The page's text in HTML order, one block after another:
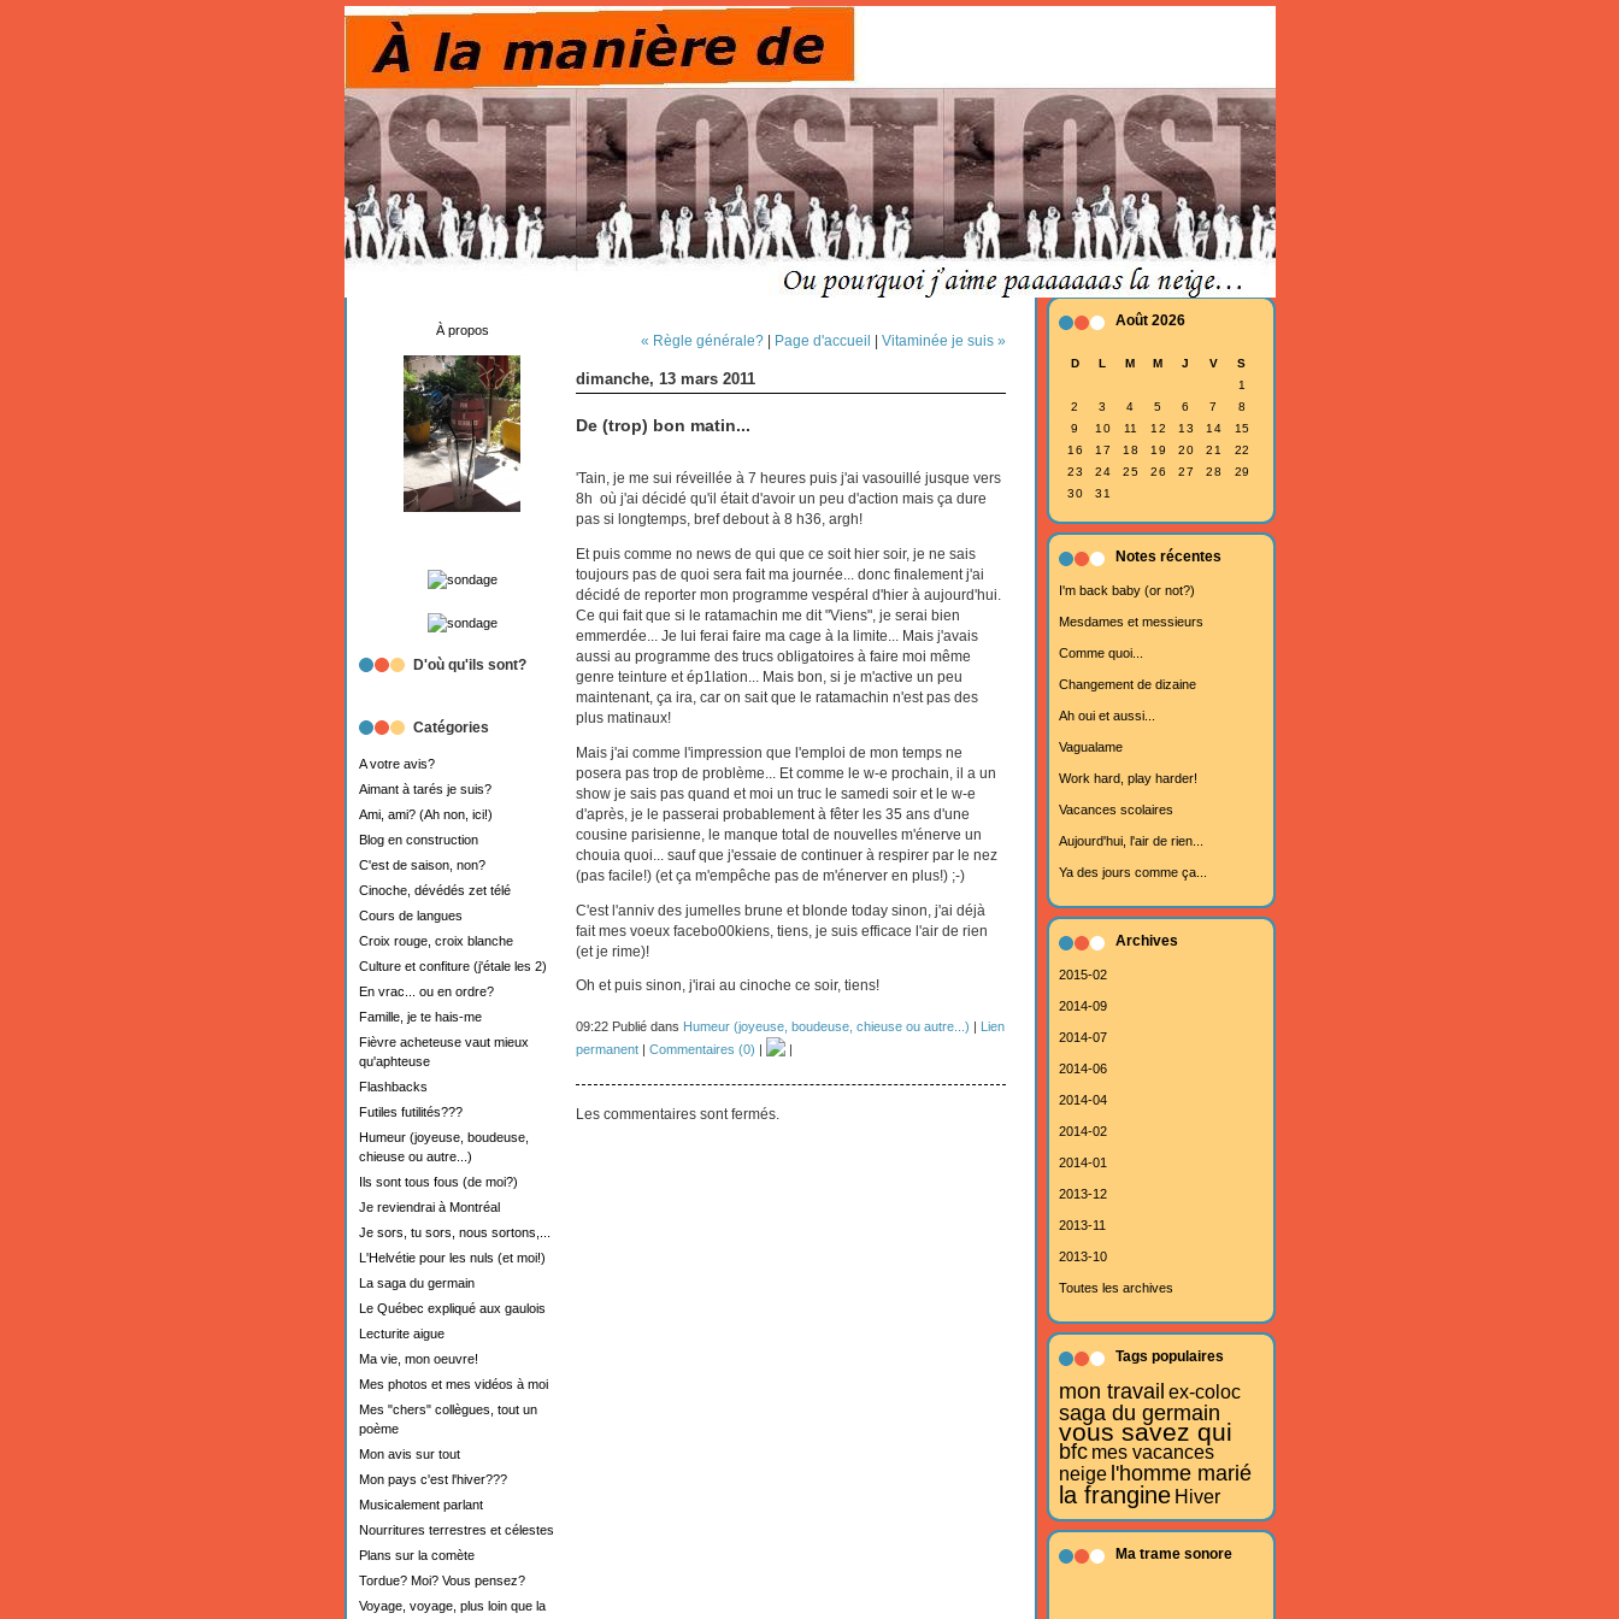
À propos
D'où qu'ils sont?
Catégories
A votre avis?
Aimant à tarés je suis?
Ami, ami? (Ah non, ici!)
Blog en construction
C'est de saison, non?
Cinoche, dévédés zet télé
Cours de langues
Croix rouge, croix blanche
Culture et confiture (j'étale les 2)
En vrac... ou en ordre?
Famille, je te hais-me
Fièvre acheteuse vaut mieux
qu'aphteuse
Flashbacks
Futiles futilités???
Humeur (joyeuse, boudeuse,
chieuse ou autre...)
Ils sont tous fous (de moi?)
Je reviendrai à Montréal
Je sors, tu sors, nous sortons,...
L'Helvétie pour les nuls (et moi!)
La saga du germain
Le Québec expliqué aux gaulois
Lecturite aigue
Ma vie, mon oeuvre!
Mes photos et mes vidéos à moi
Mes "chers" collègues, tout un
poème
Mon avis sur tout
Mon pays c'est l'hiver???
Musicalement parlant
Nourritures terrestres et célestes
Plans sur la comète
Tordue? Moi? Vous pensez?
Voyage, voyage, plus loin que la
Août 2026
D L M M J V
S
1
2
3 4 5 6 7
8
9
10 11 12 13 14
15
16
17 18 19 20 21
22
23
24 25 26 27 28
29
30
31
Notes récentes
I'm back baby (or not?)
Mesdames et messieurs
Comme quoi...
Changement de dizaine
Ah oui et aussi...
Vagualame
Work hard, play harder!
Vacances scolaires
Aujourd'hui, l'air de rien...
Ya des jours comme ça...
Archives
2015-02
2014-09
2014-07
2014-06
2014-04
2014-02
2014-01
2013-12
2013-11
2013-10
Toutes les archives
Tags populaires
mon travail ex-coloc
saga du germain
vous savez qui
bfc mes vacances
neige l'homme marié
la frangine Hiver
Ma trame sonore
« Règle générale?| Page d'accueil | Vitaminée je suis »
dimanche, 13 mars 2011
De (trop) bon matin...
'Tain, je me sui réveillée à 7 heures puis j'ai vasouillé jusque vers
8h où j'ai décidé qu'il était d'avoir un peu d'action mais ça dure
pas si longtemps, bref debout à 8 h36, argh!
Et puis comme no news de qui que ce soit hier soir, je ne sais
toujours pas de quoi sera fait ma journée... donc finalement j'ai
décidé de reporter mon programme vespéral d'hier à aujourd'hui.
Ce qui fait que si le ratamachin me dit "Viens", je serai bien
emmerdée... Je lui ferai faire ma cage à la limite... Mais j'avais
aussi au programme des trucs obligatoires à faire moi même
genre teinture et ép1lation... Mais bon, si je m'active un peu
maintenant, ça ira, car on sait que le ratamachin n'est pas des
plus matinaux!
Mais j'ai comme l'impression que l'emploi de mon temps ne
posera pas trop de problème... Et comme le w-e prochain, il a un
show je sais pas quand et moi un truc le samedi soir et le w-e
d'après, je le passerai probablement à fêter les 35 ans d'une
cousine parisienne, le manque total de nouvelles m'énerve un
chouia quoi... sauf que j'essaie de continuer à respirer par le nez
(pas facile!) (et ça m'empêche pas de m'énerver en plus!) ;-)
C'est l'anniv des jumelles brune et blonde today sinon, j'ai déjà
fait mes voeux facebo00kiens, tiens, je suis efficace l'air de rien
(et je rime)!
Oh et puis sinon, j'irai au cinoche ce soir, tiens!
09:22 Publié dans Humeur (joyeuse, boudeuse, chieuse ou autre...)
Lien
permanent| Commentaires (0) |
Les commentaires sont fermés.